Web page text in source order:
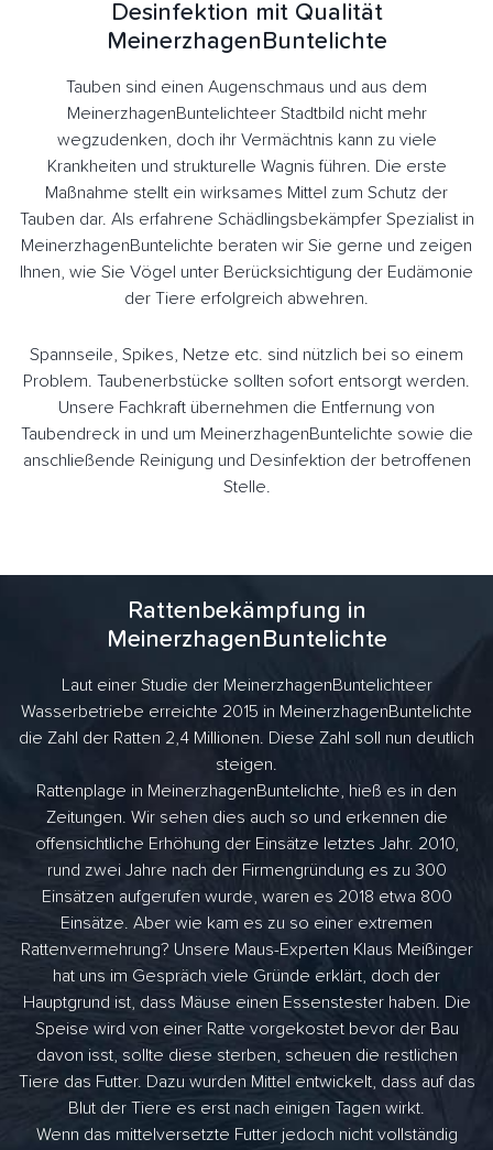
Desinfektion mit Qualität
MeinerzhagenBuntelichte
Tauben sind einen Augenschmaus und aus dem
MeinerzhagenBuntelichteer Stadtbild nicht mehr
wegzudenken, doch ihr Vermächtnis kann zu viele
Krankheiten und strukturelle Wagnis führen. Die erste
Maßnahme stellt ein wirksames Mittel zum Schutz der
Tauben dar. Als erfahrene Schädlingsbekämpfer Spezialist in
MeinerzhagenBuntelichte beraten wir Sie gerne und zeigen
Ihnen, wie Sie Vögel unter Berücksichtigung der Eudämonie
der Tiere erfolgreich abwehren.
Spannseile, Spikes, Netze etc. sind nützlich bei so einem
Problem. Taubenerbstücke sollten sofort entsorgt werden.
Unsere Fachkraft übernehmen die Entfernung von
Taubendreck in und um MeinerzhagenBuntelichte sowie die
anschließende Reinigung und Desinfektion der betroffenen
Stelle.
Rattenbekämpfung in
MeinerzhagenBuntelichte
Laut einer Studie der MeinerzhagenBuntelichteer
Wasserbetriebe erreichte 2015 in MeinerzhagenBuntelichte
die Zahl der Ratten 2,4 Millionen. Diese Zahl soll nun deutlich
steigen.
Rattenplage in MeinerzhagenBuntelichte, hieß es in den
Zeitungen. Wir sehen dies auch so und erkennen die
offensichtliche Erhöhung der Einsätze letztes Jahr. 2010,
rund zwei Jahre nach der Firmengründung es zu 300
Einsätzen aufgerufen wurde, waren es 2018 etwa 800
Einsätze. Aber wie kam es zu so einer extremen
Rattenvermehrung? Unsere Maus-Experten Klaus Meißinger
hat uns im Gespräch viele Gründe erklärt, doch der
Hauptgrund ist, dass Mäuse einen Essenstester haben. Die
Speise wird von einer Ratte vorgekostet bevor der Bau
davon isst, sollte diese sterben, scheuen die restlichen
Tiere das Futter. Dazu wurden Mittel entwickelt, dass auf das
Blut der Tiere es erst nach einigen Tagen wirkt.
Wenn das mittelversetzte Futter jedoch nicht vollständig